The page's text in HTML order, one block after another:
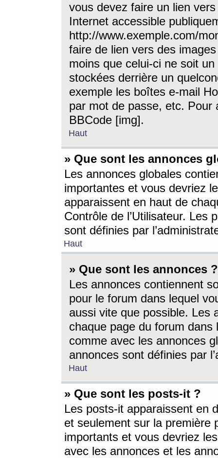
vous devez faire un lien
Internet accessible
http://www.exemple.com/
faire de lien vers des
moins que celui-ci ne soit
stockées derrière un
exemple les boîtes e-mail
par mot de passe, etc. Pour
BBCode [img].
Haut
» Que sont les annonces
Les annonces globales
importantes et vous devriez
apparaissent en haut de
Contrôle de l’Utilisateur. Les
sont définies par
Haut
» Que sont les annonces ?
Les annonces contiennent
pour le forum dans lequel
aussi vite que possible. Les
chaque page du forum dans
comme avec les annonces
annonces sont définies par
Haut
» Que sont les posts-it ?
Les posts-it apparaissent en
et seulement sur la première
importants et vous devriez
avec les annonces et les